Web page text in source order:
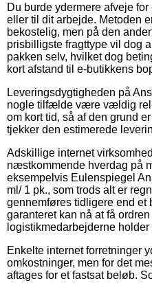
Du burde ydermere afveje
eller til dit arbejde. Metoden
bekostelig, men på den
prisbilligste fragttype vil dog
pakken selv, hvilket dog
kort afstand til e-butikkens
Leveringsdygtigheden på
nogle tilfælde være vældig
om kort tid, så af den grund
tjekker den estimerede
Adskillige internet
næstkommende hverdag på
eksempelvis Eulenspiegel
ml/ 1 pk., som trods alt er
gennemføres tidligere end
garanteret kan nå at få
logistikmedarbejderne holder
Enkelte internet forretninger
omkostninger, men for det
aftages for et fastsat beløb.